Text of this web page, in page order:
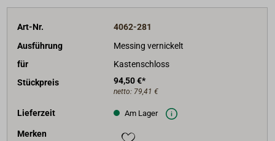
Art-Nr.
4062-281
Ausführung
Messing vernickelt
für
Kastenschloss
Stückpreis
94,50 €*
netto: 79,41 €
Lieferzeit Am Lager
Merken